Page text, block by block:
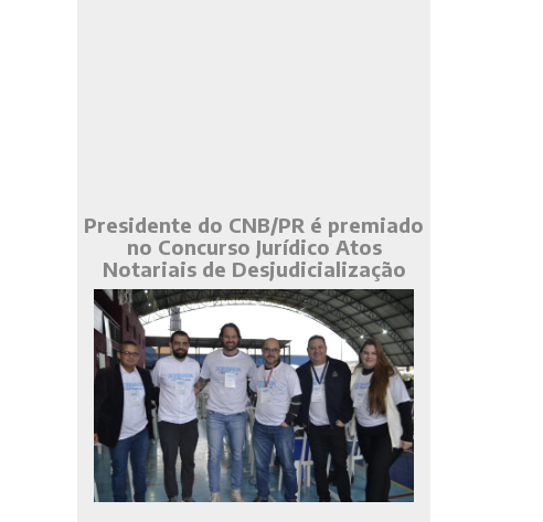
Presidente do CNB/PR é premiado
no Concurso Jurídico Atos
Notariais de Desjudicialização